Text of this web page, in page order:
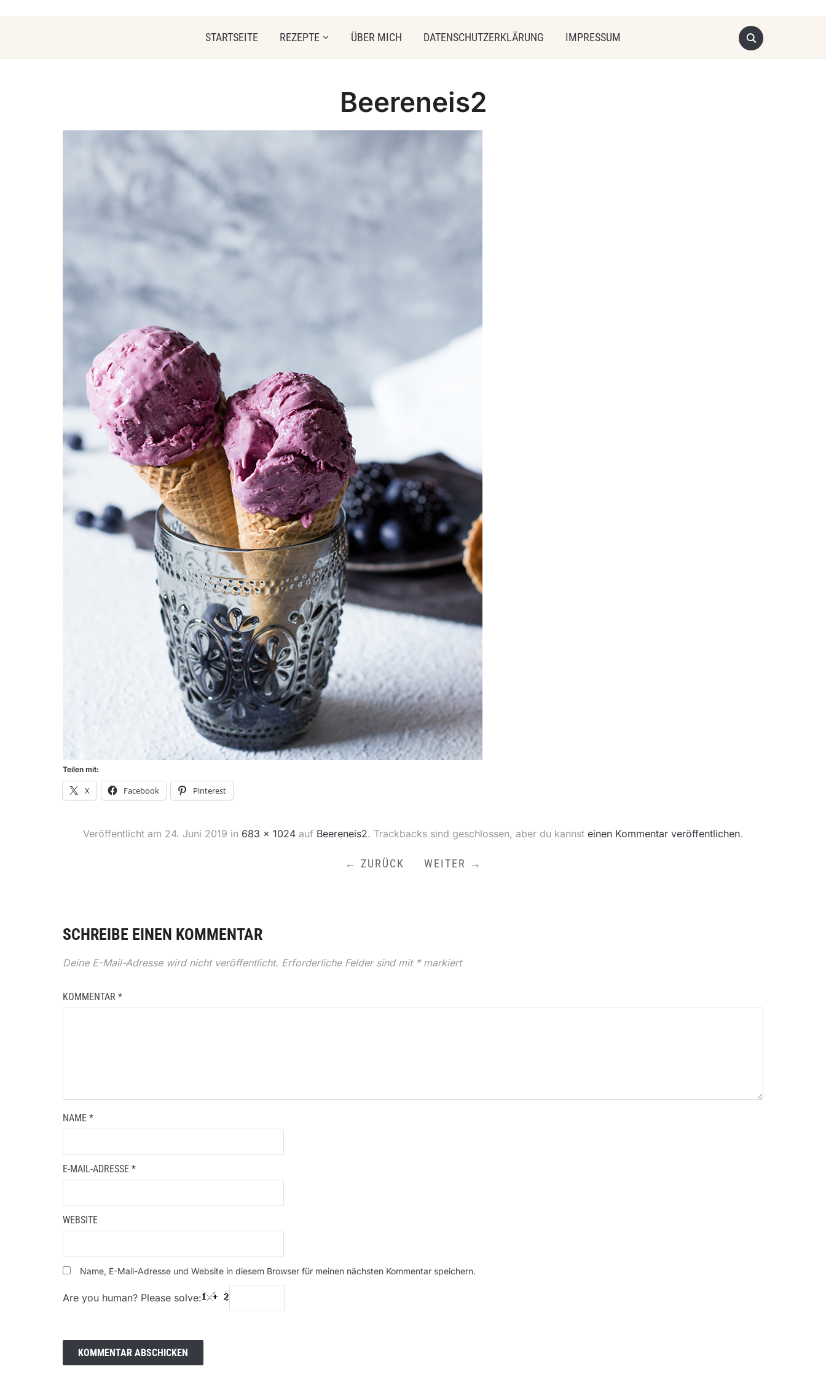
STARTSEITE REZEPTE ÜBER MICH DATENSCHUTZERKLÄRUNG IMPRESSUM
Beereneis2
Teilen mit:
X Facebook Pinterest
Veröffentlicht am 24. Juni 2019 in 683 × 1024 auf Beereneis2. Trackbacks sind geschlossen, aber du kannst einen Kommentar veröffentlichen.
← ZURÜCK WEITER →
SCHREIBE EINEN KOMMENTAR
Deine E-Mail-Adresse wird nicht veröffentlicht. Erforderliche Felder sind mit *markiert
KOMMENTAR *
NAME *
E-MAIL-ADRESSE *
WEBSITE
Name, E-Mail-Adresse und Website in diesem Browser für meinen nächsten Kommentar speichern.
Are you human? Please solve: